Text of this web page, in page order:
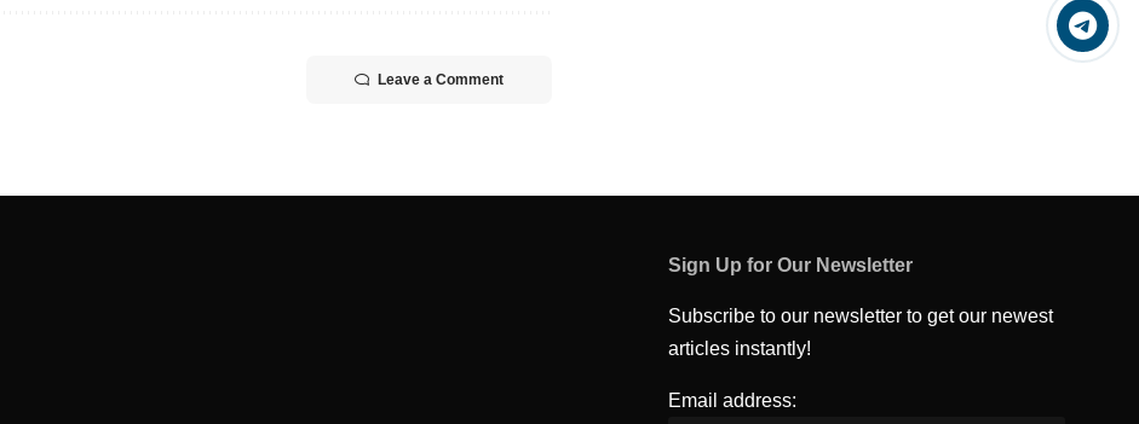
Leave a Comment
Sign Up for Our Newsletter
Subscribe to our newsletter to get our newest
articles instantly!
Email address: